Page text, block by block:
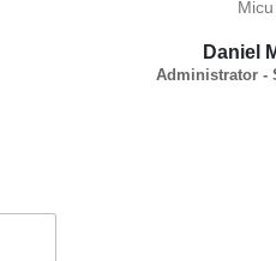
Daniel
Administrator -